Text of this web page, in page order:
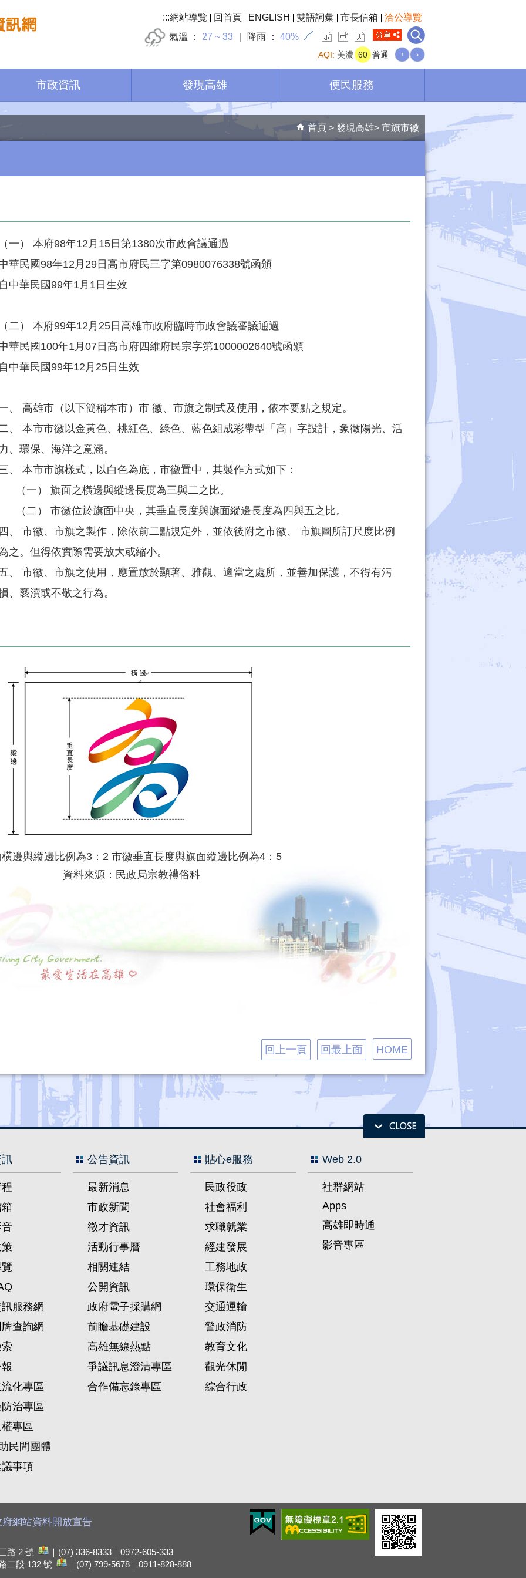
:::網站導覽 回首頁 ENGLISH 雙語詞彙 市長信箱
洽公導覽
氣溫
27 ~ 33 降雨 40%
AQI: 美濃 60 普通 ‹ ›
市政資訊 發現高雄 便民服務
首頁 發現高雄 市旗市徽
一） 本府98年12月15日第1380次市政會議通過
華民國98年12月29日高市府民三字第0980076338號函頒
中華民國99年1月1日生效
二） 本府99年12月25日高雄市政府臨時市政會議審議通過
華民國100年1月07日高市府四維府民宗字第1000002640號函頒
中華民國99年12月25日生效
、 高雄市（以下簡稱本市）市 徽、市旗之制式及使用，依本要點之規定。
、 本市市徽以金黃色、桃紅色、綠色、藍色組成彩帶型「高」字設計，象徵陽光、活
、環保、海洋之意涵。
、 本市市旗樣式，以白色為底，市徽置中，其製作方式如下：
（一） 旗面之橫邊與縱邊長度為三與二之比。
（二） 市徽位於旗面中央，其垂直長度與旗面縱邊長度為四與五之比。
、 市徽、市旗之製作，除依前二點規定外，並依後附之市徽、 市旗圖所訂尺度比例
之。但得依實際需要放大或縮小。
、 市徽、市旗之使用，應置放於顯著、雅觀、適當之處所，並善加保護，不得有污
、褻瀆或不敬之行為。
邊與縱邊比例為3：2 市徽垂直長度與旗面縱邊比例為4：5
資料來源：民政局宗教禮俗科
回上一頁 回最上面 HOME
服務網
查詢網
化專區
治專區
專區
民間團體
事項
公告資訊
最新消息
市政新聞
徵才資訊
活動行事曆
相關連結
公開資訊
政府電子採購網
前瞻基礎建設
高雄無線熱點
爭議訊息澄清專區
合作備忘錄專區
貼心e服務
民政役政
社會福利
求職就業
經建發展
工務地政
環保衛生
交通運輸
警政消防
教育文化
觀光休閒
綜合行政
Web 2.0
社群網站
Apps
高雄即時通
影音專區
府網站資料開放宣告
路 2 號
｜(07) 336-8333｜0972-605-333
二段 132 號
｜(07) 799-5678｜0911-828-888